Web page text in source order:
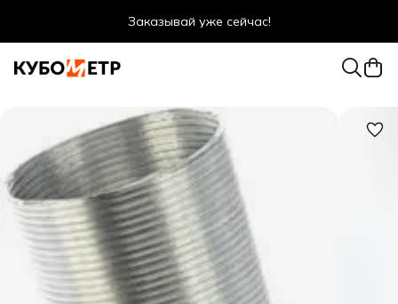
Заказывай уже сейчас!
Оптовые цены даже для физ. лиц